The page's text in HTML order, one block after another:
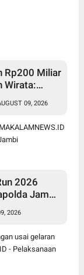
Rp200 Miliar
Wirata:
09, 2026
2026
Jambi
2026
usai gelaran
- Pelaksanaan